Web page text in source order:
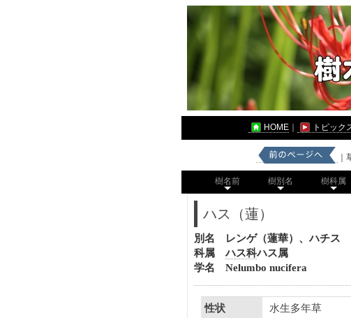
HOME トピック
樹名前 樹別名 樹科属
ハス（蓮）
別名 レンゲ（蓮華）、ハチス
科属ハス科ハス属
学名 Nelumbo nucifera
性状 水生多年草